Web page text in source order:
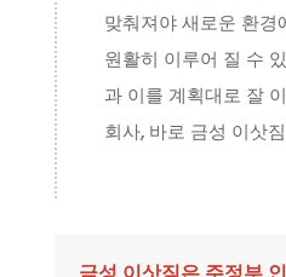
맞춰져야 새로운 환
원활히 이루어 질 수
과 이를 계획대로 잘
회사, 바로 금성 이삿